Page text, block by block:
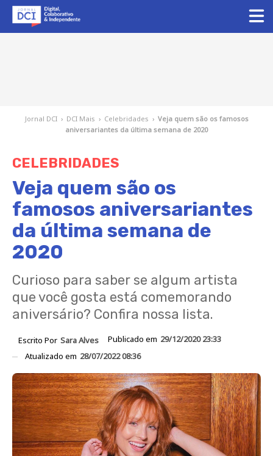
Jornal DCI › DCI Mais › Celebridades › Veja quem são os famosos
aniversariantes da última semana de 2020
CELEBRIDADES
Veja quem são os
famosos aniversariantes
da última semana de
2020
Curioso para saber se algum artista
que você gosta está comemorando
aniversário? Confira nossa lista.
Escrito Por Sara Alves Publicado em 29/12/2020 23:33
Atualizado em 28/07/2022 08:36